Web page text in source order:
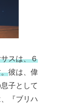
スは、６
彼は、偉
子として
『ブリハ